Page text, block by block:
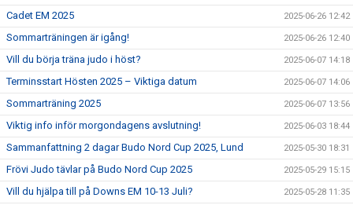
Cadet EM 2025 2025-06-26 12:42
Sommarträningen är igång! 2025-06-26 12:40
Vill du börja träna judo i höst? 2025-06-07 14:18
Terminsstart Hösten 2025 – Viktiga datum 2025-06-07 14:06
Sommarträning 2025 2025-06-07 13:56
Viktig info inför morgondagens avslutning! 2025-06-03 18:44
Sammanfattning 2 dagar Budo Nord Cup 2025, Lund 2025-05-30 18:31
Frövi Judo tävlar på Budo Nord Cup 2025 2025-05-29 15:15
Vill du hjälpa till på Downs EM 10-13 Juli? 2025-05-28 11:35